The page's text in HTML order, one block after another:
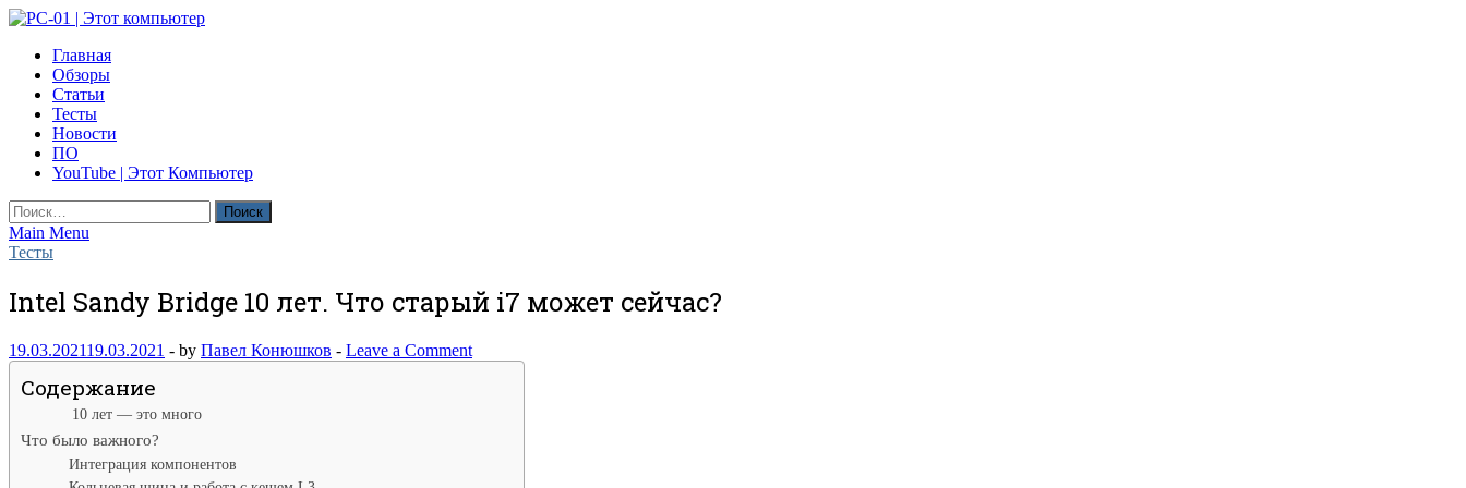
Skip
content
PC-01 | Этот компьютер
Компьютерные новости
Главная
Обзоры
Статьи
Тесты
Новости
ПО
YouTube | Этот Компьютер
Найти:
Main Menu
Тесты
Intel Sandy Bridge 10 лет. Что старый i7 может сейчас?
19.03.202119.03.2021 - by Павел Конюшков - Leave a Comment
Содержание
10 лет — это много
Что было важного?
Интеграция компонентов